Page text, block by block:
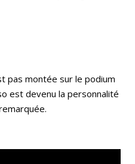
pas montée sur le podium
est devenu la personnalité